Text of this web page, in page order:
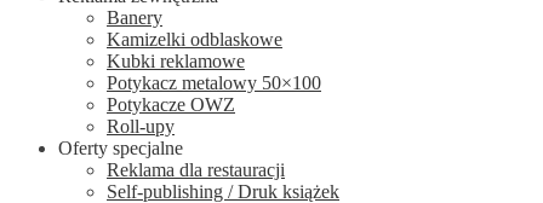
Banery
Kamizelki odblaskowe
Kubki reklamowe
Potykacz metalowy 50×100
Potykacze OWZ
Roll-upy
Oferty specjalne
Reklama dla restauracji
Self-publishing / Druk książek